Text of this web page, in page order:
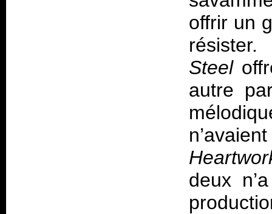
offrir un
Steel
autre
deux